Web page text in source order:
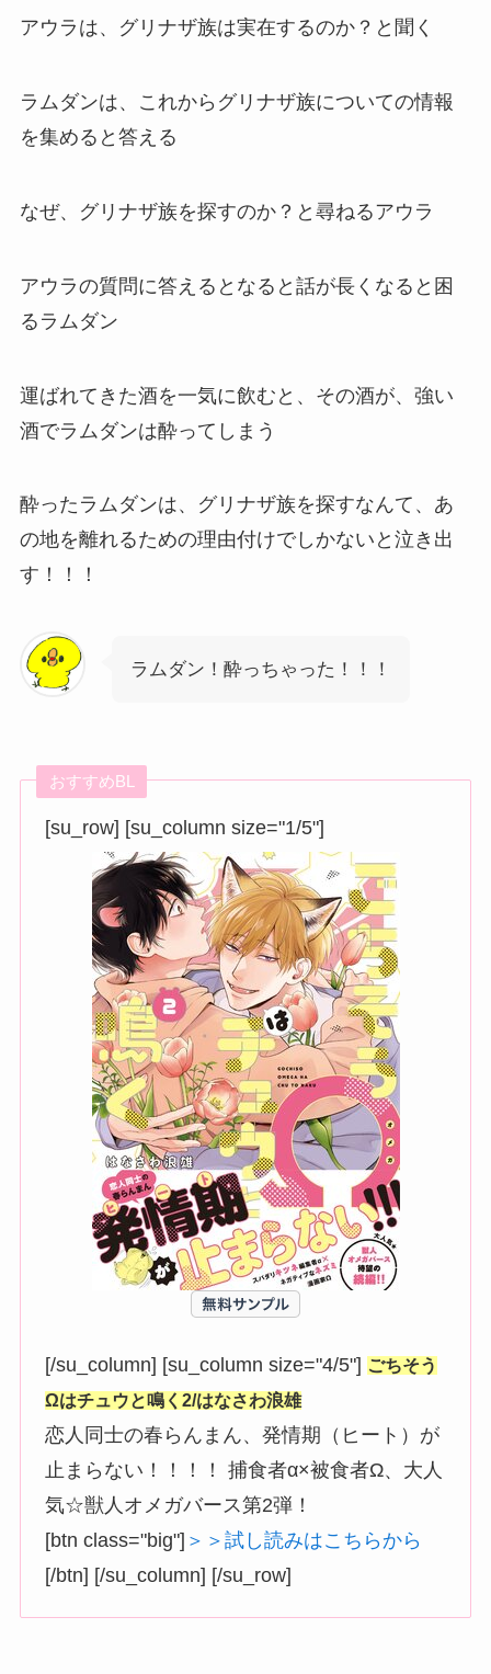
アウラは、グリナザ族は実在するのか？と聞く
ラムダンは、これからグリナザ族についての情報
を集めると答える
なぜ、グリナザ族を探すのか？と尋ねるアウラ
アウラの質問に答えるとなると話が長くなると困
るラムダン
運ばれてきた酒を一気に飲むと、その酒が、強い
酒でラムダンは酔ってしまう
酔ったラムダンは、グリナザ族を探すなんて、あ
の地を離れるための理由付けでしかないと泣き出
す！！！
ラムダン！酔っちゃった！！！
おすすめBL
[su_row] [su_column size="1/5"]
[/su_column] [su_column size="4/5"] ごちそう
Ωはチュウと鳴く2/はなさわ浪雄
恋人同士の春らんまん、発情期（ヒート）が
止まらない！！！！ 捕食者α×被食者Ω、大人
気☆獣人オメガバース第2弾！
[btn class="big"] ＞＞試し読みはこちらから
[/btn] [/su_column] [/su_row]